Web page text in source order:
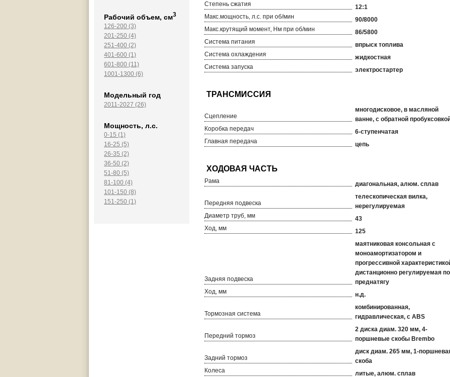
Рабочий объем, см3
126-200 (3)
201-250 (4)
251-400 (2)
401-600 (1)
601-800 (11)
1001-1300 (6)
Модельный год
2011-2027 (26)
Мощность, л.с.
0-15 (1)
16-25 (5)
26-35 (2)
36-50 (2)
51-80 (5)
81-100 (4)
101-150 (8)
151-250 (1)
Степень сжатия
12:1
Макс.мощность, л.с. при об/мин
90/8000
Макс.крутящий момент, Нм при об/мин
86/5800
Система питания
впрыск топлива
Система охлаждения
жидкостная
Система запуска
электростартер
Сцепление
многодисковое, в масляной
ванне, с обратной
Коробка передач
6-ступенчатая
Главная передача
цепь
Рама диагональная, алюм. сплав
Передняя подвеска
телескопическая вилка,
нерегулируемая
Диаметр труб, мм
43
Ход, мм
125
Задняя подвеска
маятниковая консольная с
моноамортизатором и
прогрессивной
дистанционно регулируемая по
преднатягу
Ход, мм
н.д.
Тормозная система
комбинированная,
гидравлическая, с ABS
Передний тормоз
2 диска диам. 320 мм, 4-
поршневые скобы Brembo
Задний тормоз
диск диам. 265 мм, 1-
скоба
Колеса
литые, алюм. сплав